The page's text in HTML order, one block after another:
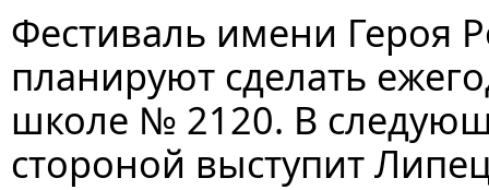
Фестиваль имени Героя
планируют сделать
школе № 2120. В
стороной выступит